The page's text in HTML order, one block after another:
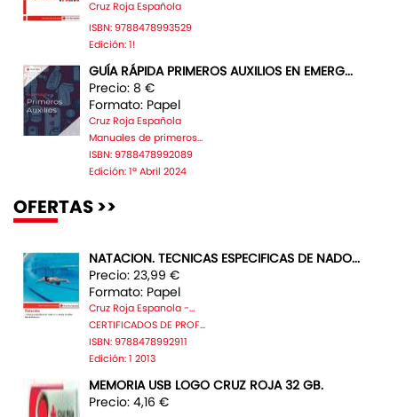
Cruz Roja Española
ISBN: 9788478993529
Edición: 1!
GUÍA RÁPIDA PRIMEROS AUXILIOS EN EMERG...
Precio: 8 €
Formato: Papel
Cruz Roja Española
Manuales de primeros...
ISBN: 9788478992089
Edición: 1ª Abril 2024
OFERTAS >>
NATACION. TECNICAS ESPECIFICAS DE NADO...
Precio: 23,99 €
Formato: Papel
Cruz Roja Espanola -...
CERTIFICADOS DE PROF...
ISBN: 9788478992911
Edición: 1 2013
MEMORIA USB LOGO CRUZ ROJA 32 GB.
Precio: 4,16 €